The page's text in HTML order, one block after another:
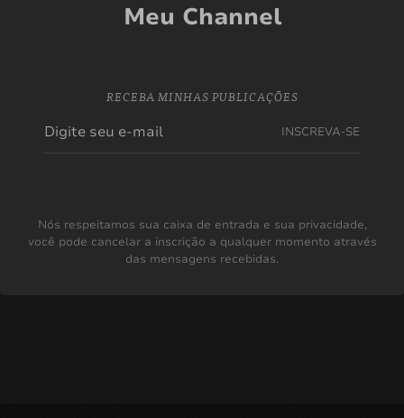
Meu Channel
RECEBA MINHAS PUBLICAÇÕES
INSCREVA-SE
Nós respeitamos sua caixa de entrada e sua privacidade,
você pode cancelar a inscrição a qualquer momento através
das mensagens recebidas.